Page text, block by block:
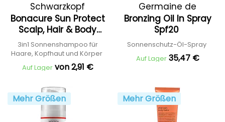
Schwarzkopf
Professional
Bonacure Sun Protect
Scalp, Hair & Body
Cleanse
3in1 Sonnenshampoo für
Haare, Kopfhaut und Körper
Auf Lager von 2,91 €
Germaine de
Capuccini
Bronzing Oil In Spray
Spf20
Sonnenschutz-Öl-Spray
Auf Lager 35,47 €
Mehr Größen Mehr Größen